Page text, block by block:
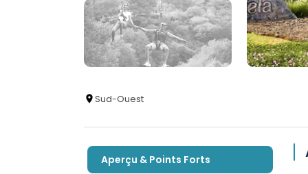
Sud-Ouest
Aperçu & Points Forts